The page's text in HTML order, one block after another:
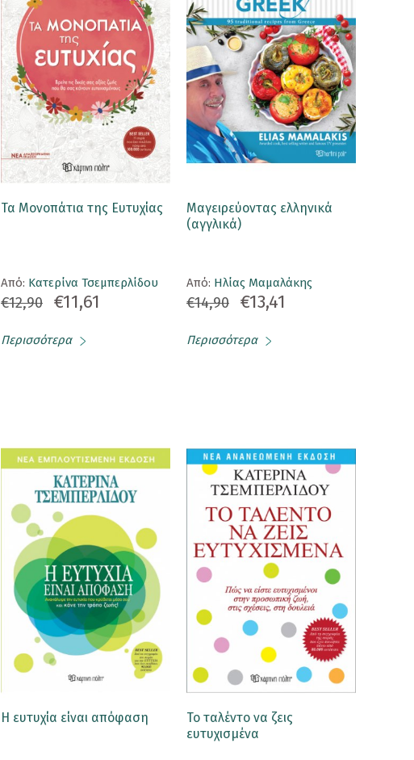
Τα Μονοπάτια της Ευτυχίας
Aπό: Κατερίνα Τσεμπερλίδου
€12,90 €11,61
Περισσότερα
Μαγειρεύοντας ελληνικά
(αγγλικά)
Aπό: Ηλίας Μαμαλάκης
€14,90 €13,41
Περισσότερα
Η ευτυχία είναι απόφαση
Το ταλέντο να ζεις
ευτυχισμένα